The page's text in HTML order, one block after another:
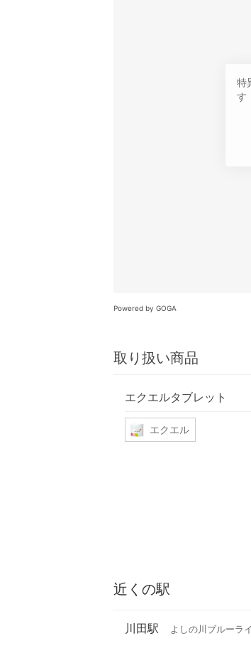
特
す
Powered by GOGA
取り扱い商品
エクエルタブレット
エクエル
近くの駅
川田駅 よしの川ブルーラ